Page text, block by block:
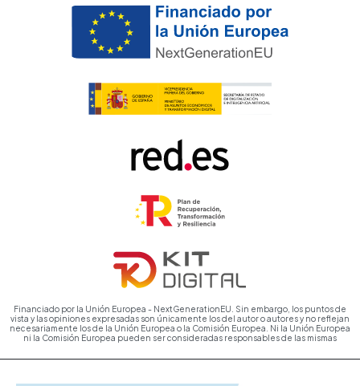
Financiado por la Unión Europea - NextGenerationEU. Sin embargo, los puntos de
vista y las opiniones expresadas son únicamente los del autor o autores y no reflejan
necesariamente los de la Unión Europea o la Comisión Europea. Ni la Unión Europea
ni la Comisión Europea pueden ser consideradas responsables de las mismas